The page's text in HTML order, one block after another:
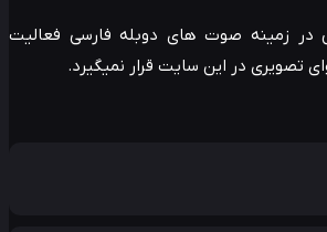
صوت های دوبله فارسی فعالیت
در این سایت قرار نمیگیرد.